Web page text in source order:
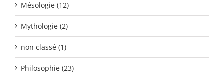
Mésologie (12)
Mythologie (2)
non classé (1)
Philosophie (23)